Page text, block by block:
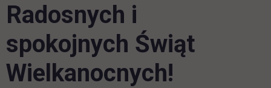
Radosnych i
spokojnych Świąt
Wielkanocnych!